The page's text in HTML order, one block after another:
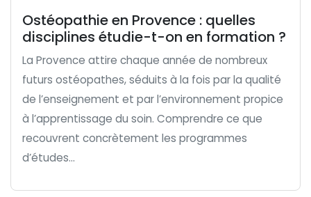
Ostéopathie en Provence : quelles
disciplines étudie-t-on en formation ?
La Provence attire chaque année de nombreux
futurs ostéopathes, séduits à la fois par la qualité
de l’enseignement et par l’environnement propice
à l’apprentissage du soin. Comprendre ce que
recouvrent concrètement les programmes
d’études...